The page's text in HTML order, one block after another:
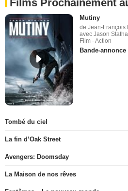
Films Prochainement
Mutiny
de Jean-François
avec Jason
Film - Action
Bande-annonce
Tombé du ciel
La fin d’Oak Street
Avengers: Doomsday
La Maison de nos rêves